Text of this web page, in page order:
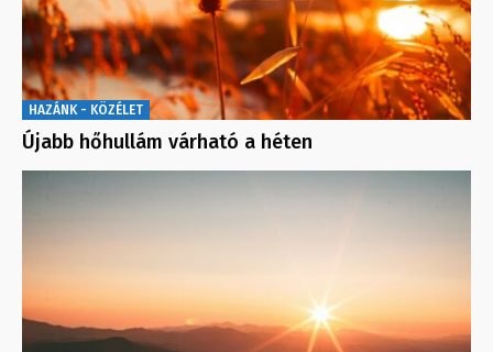
HAZÁNK - KÖZÉLET
Újabb hőhullám várható a héten